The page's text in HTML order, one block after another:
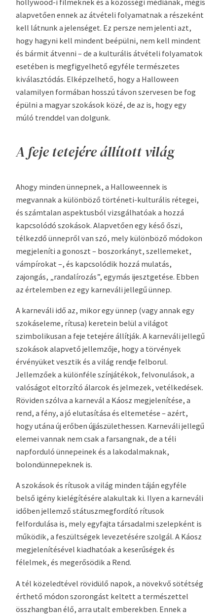
alapvetően ennek az átvételi folyamatnak a részeként
kell látnunk a jelenséget. Ez persze nem jelenti azt,
hogy hagyni kell mindent beépülni, nem kell mindent
és bármit átvenni – de a kulturális átvételi folyamatok
esetében is megfigyelhető egyféle természetes
kiválasztódás. Elképzelhető, hogy a Halloween
valamilyen formában hosszú távon szervesen be fog
épülni a magyar szokások közé, de az is, hogy egy
múló trenddel van dolgunk.
A feje tetejére állított világ
Ahogy minden ünnepnek, a Halloweennek is
megvannak a különböző történeti-kulturális rétegei,
és számtalan aspektusból vizsgálhatóak a hozzá
kapcsolódó szokások. Alapvetően egy késő őszi,
télkezdő ünnepről van szó, mely különböző módokon
megjeleníti a gonoszt – boszorkányt, szellemeket,
vámpírokat –, és kapcsolódik hozzá mulatás,
zajongás, „randalírozás”, egymás ijesztgetése. Ebben
az értelemben ez egy karneváli jellegű ünnep.
A karneváli idő az, mikor egy ünnep (vagy annak egy
szokáseleme, rítusa) keretein belül a világot
szimbolikusan a feje tetejére állítják. A karneváli jellegű
szokások alapvető jellemzője, hogy a törvények
érvényüket vesztik és a világ rendje felborul.
Jellemzőek a különféle színjátékok, felvonulások, a
valóságot eltorzító álarcok és jelmezek, vetélkedések.
Röviden szólva a karnevál a Káosz megjelenítése, a
rend, a fény, a jó elutasítása és eltemetése – azért,
hogy utána új erőben újjászülethessen. Karneváli jellegű
elemei vannak nem csak a farsangnak, de a téli
napforduló ünnepeinek és a lakodalmaknak,
bolondünnepeknek is.
A szokások és rítusok a világ minden táján egyféle
belső igény kielégítésére alakultak ki. Ilyen a karneváli
időben jellemző státuszmegfordító rítusok
felfordulása is, mely egyfajta társadalmi szelepként is
működik, a feszültségek levezetésére szolgál. A Káosz
megjelenítésével kiadhatóak a keserűségek és
félelmek, és megerősödik a Rend.
A tél közeledtével rövidülő napok, a növekvő sötétség
érthető módon szorongást keltett a természettel
összhangban élő, arra utalt emberekben. Ennek a